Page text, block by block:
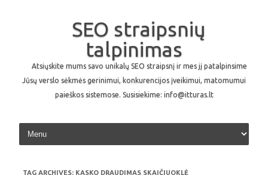
SEO straipsnių
talpinimas
Atsiųskite mums savo unikalų SEO straipsnį ir mes jį patalpinsime
Jūsų verslo sėkmės gerinimui, konkurencijos įveikimui, matomumui
paieškos sistemose. Susisiekime: info@itturas.lt
Skip to content
TAG ARCHIVES: KASKO DRAUDIMAS SKAIČIUOKLĖ